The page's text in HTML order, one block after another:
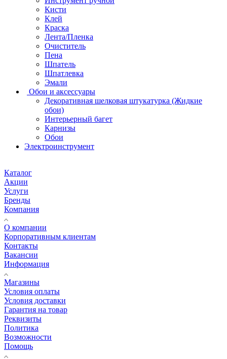
Кисти
Клей
Краска
Лента/Пленка
Очиститель
Пена
Шпатель
Шпатлевка
Эмали
Обои и аксессуары
Декоративная шелковая штукатурка (Жидкие
обои)
Интерьерный багет
Карнизы
Обои
Электроинструмент
Каталог
Акции
Услуги
Бренды
Компания
О компании
Корпоративным клиентам
Контакты
Вакансии
Информация
Магазины
Условия оплаты
Условия доставки
Гарантия на товар
Реквизиты
Политика
Возможности
Помощь